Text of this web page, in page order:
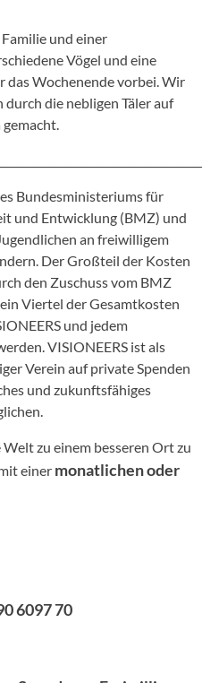
und einer
Vögel und eine
das Wochenende vorbei. Wir
die nebligen Täler auf
Bundesministeriums für
und Entwicklung (BMZ) und
an freiwilligem
Der Großteil der Kosten
den Zuschuss vom BMZ
Viertel der Gesamtkosten
und jedem
VISIONEERS ist als
Verein auf private Spenden
und zukunftsfähiges
zu einem besseren Ort zu
einer monatlichen oder
6097 70